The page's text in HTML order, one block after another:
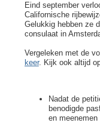
Eind september
Californische
Gelukkig hebben ze
consulaat in
Vergeleken met de
keer. Kijk ook altijd
Nadat de
benodigde
en